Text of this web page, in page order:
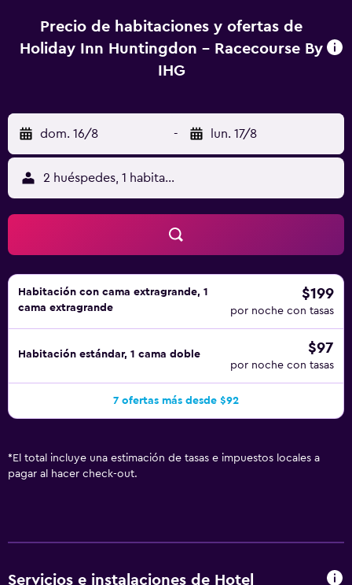
Precio de habitaciones y ofertas de
Holiday Inn Huntingdon - Racecourse By
IHG
dom. 16/8 - lun. 17/8
2 huéspedes, 1 habitación
Habitación con cama extragrande, 1
cama extragrande
$199
por noche con tasas
Habitación estándar, 1 cama doble $97
por noche con tasas
7 ofertas más desde $92
* El total incluye una estimación de tasas e impuestos locales a
pagar al hacer check-out.
Servicios e instalaciones de Hotel